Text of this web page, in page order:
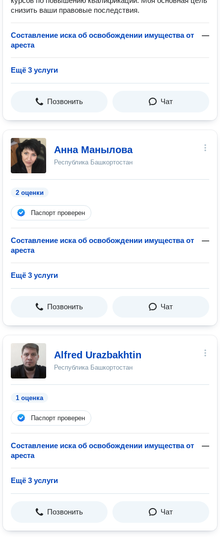
снизить ваши правовые последствия.
Составление иска об освобождении имущества от
ареста
—
Ещё 3 услуги
Позвонить Чат
Анна Манылова
Республика Башкортостан
2 оценки
Паспорт проверен
Составление иска об освобождении имущества от
ареста
—
Ещё 3 услуги
Позвонить Чат
Alfred Urazbakhtin
Республика Башкортостан
1 оценка
Паспорт проверен
Составление иска об освобождении имущества от
ареста
—
Ещё 3 услуги
Позвонить Чат